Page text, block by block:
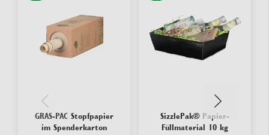
GRAS-PAC Stopfpapier
im Spenderkarton
SizzlePak® Papier-
Füllmaterial 10 kg